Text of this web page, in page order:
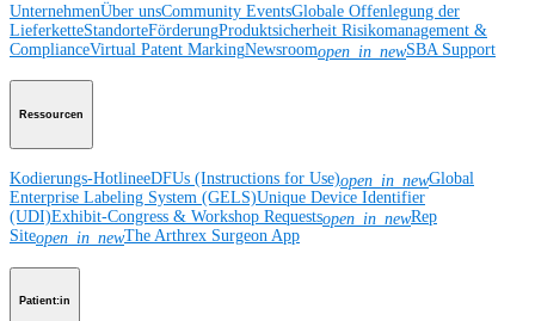
UnternehmenÜber unsCommunity EventsGlobale Offenlegung der
LieferketteStandorteFörderungProduktsicherheit Risikomanagement &
ComplianceVirtual Patent MarkingNewsroomopen_in_newSBA Support
Ressourcen
Kodierungs-HotlineeDFUs (Instructions for Use)open_in_newGlobal
Enterprise Labeling System (GELS)Unique Device Identifier
(UDI)Exhibit-Congress & Workshop Requestsopen_in_newRep
Siteopen_in_newThe Arthrex Surgeon App
Patient:in